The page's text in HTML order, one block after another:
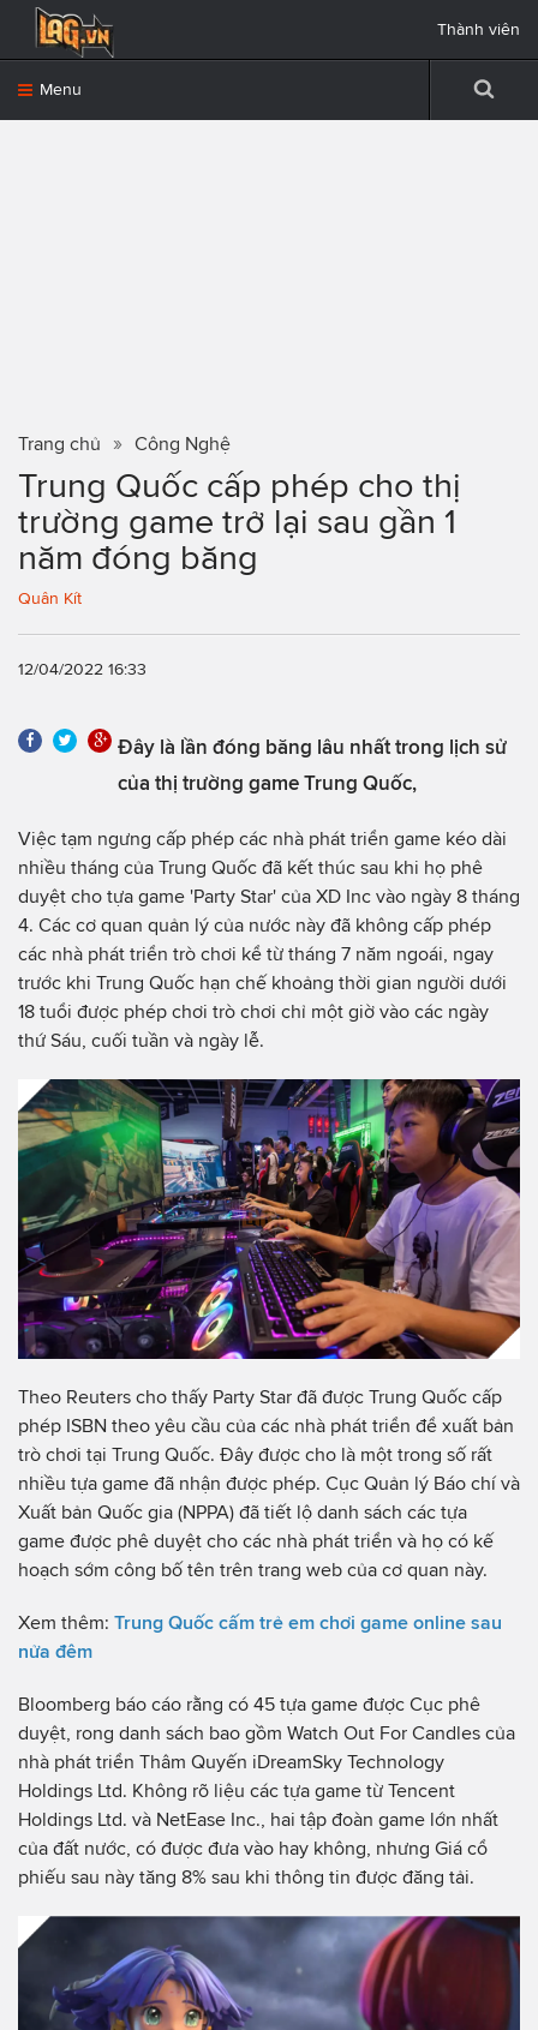
Menu
Thành viên
Trang chủ Công Nghệ
Trung Quốc cấp phép cho thị
trường game trở lại sau gần 1
năm đóng băng
Quân Kít
12/04/2022 16:33
Đây là lần đóng băng lâu nhất trong lịch sử
của thị trường game Trung Quốc,
Việc tạm ngưng cấp phép các nhà phát triển game kéo dài
nhiều tháng của Trung Quốc đã kết thúc sau khi họ phê
duyệt cho tựa game 'Party Star' của XD Inc vào ngày 8 tháng
4. Các cơ quan quản lý của nước này đã không cấp phép
các nhà phát triển trò chơi kể từ tháng 7 năm ngoái, ngay
trước khi Trung Quốc hạn chế khoảng thời gian người dưới
18 tuổi được phép chơi trò chơi chỉ một giờ vào các ngày
thứ Sáu, cuối tuần và ngày lễ.
Theo Reuters cho thấy Party Star đã được Trung Quốc cấp
phép ISBN theo yêu cầu của các nhà phát triển để xuất bản
trò chơi tại Trung Quốc. Đây được cho là một trong số rất
nhiều tựa game đã nhận được phép. Cục Quản lý Báo chí và
Xuất bản Quốc gia (NPPA) đã tiết lộ danh sách các tựa
game được phê duyệt cho các nhà phát triển và họ có kế
hoạch sớm công bố tên trên trang web của cơ quan này.
Xem thêm: Trung Quốc cấm trẻ em chơi game online sau
nửa đêm
Bloomberg báo cáo rằng có 45 tựa game được Cục phê
duyệt, rong danh sách bao gồm Watch Out For Candles của
nhà phát triển Thâm Quyến iDreamSky Technology
Holdings Ltd. Không rõ liệu các tựa game từ Tencent
Holdings Ltd. và NetEase Inc., hai tập đoàn game lớn nhất
của đất nước, có được đưa vào hay không, nhưng Giá cổ
phiếu sau này tăng 8% sau khi thông tin được đăng tải.